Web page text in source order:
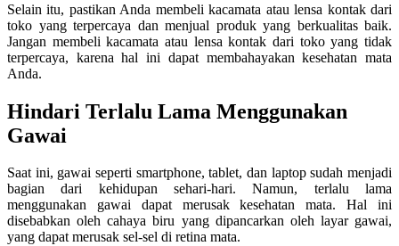
Selain itu, pastikan Anda membeli kacamata atau lensa kontak dari
toko yang terpercaya dan menjual produk yang berkualitas baik.
Jangan membeli kacamata atau lensa kontak dari toko yang tidak
terpercaya, karena hal ini dapat membahayakan kesehatan mata
Anda.
Hindari Terlalu Lama Menggunakan
Gawai
Saat ini, gawai seperti smartphone, tablet, dan laptop sudah menjadi
bagian dari kehidupan sehari-hari. Namun, terlalu lama
menggunakan gawai dapat merusak kesehatan mata. Hal ini
disebabkan oleh cahaya biru yang dipancarkan oleh layar gawai,
yang dapat merusak sel-sel di retina mata.